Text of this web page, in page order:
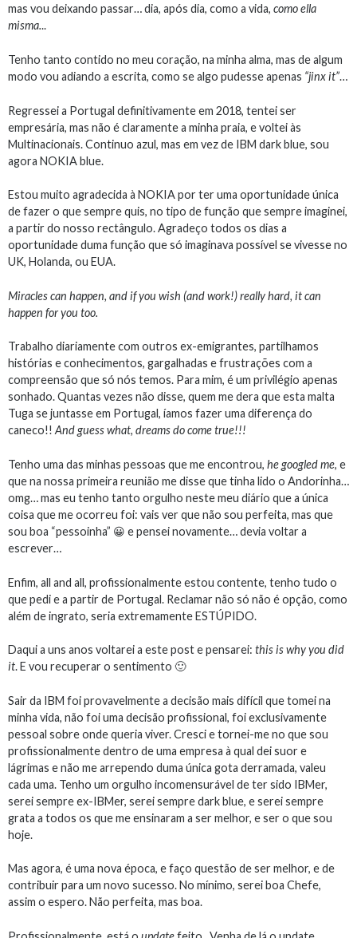
mas vou deixando passar… dia, após dia, como a vida, como ella
misma...
Tenho tanto contido no meu coração, na minha alma, mas de algum
modo vou adiando a escrita, como se algo pudesse apenas “jinx it”…
Regressei a Portugal definitivamente em 2018, tentei ser
empresária, mas não é claramente a minha praia, e voltei às
Multinacionais. Continuo azul, mas em vez de IBM dark blue, sou
agora NOKIA blue.
Estou muito agradecida à NOKIA por ter uma oportunidade única
de fazer o que sempre quis, no tipo de função que sempre imaginei,
a partir do nosso rectângulo. Agradeço todos os dias a
oportunidade duma função que só imaginava possível se vivesse no
UK, Holanda, ou EUA.
Miracles can happen, and if you wish (and work!) really hard, it can
happen for you too.
Trabalho diariamente com outros ex-emigrantes, partilhamos
histórias e conhecimentos, gargalhadas e frustrações com a
compreensão que só nós temos. Para mim, é um privilégio apenas
sonhado. Quantas vezes não disse, quem me dera que esta malta
Tuga se juntasse em Portugal, íamos fazer uma diferença do
caneco!! And guess what, dreams do come true!!!
Tenho uma das minhas pessoas que me encontrou, he googled me, e
que na nossa primeira reunião me disse que tinha lido o Andorinha…
omg… mas eu tenho tanto orgulho neste meu diário que a única
coisa que me ocorreu foi: vais ver que não sou perfeita, mas que
sou boa “pessoinha” 😀 e pensei novamente… devia voltar a
escrever…
Enfim, all and all, profissionalmente estou contente, tenho tudo o
que pedi e a partir de Portugal. Reclamar não só não é opção, como
além de ingrato, seria extremamente ESTÚPIDO.
Daqui a uns anos voltarei a este post e pensarei: this is why you did
it. E vou recuperar o sentimento 🙂
Sair da IBM foi provavelmente a decisão mais difícil que tomei na
minha vida, não foi uma decisão profissional, foi exclusivamente
pessoal sobre onde queria viver. Cresci e tornei-me no que sou
profissionalmente dentro de uma empresa à qual dei suor e
lágrimas e não me arrependo duma única gota derramada, valeu
cada uma. Tenho um orgulho incomensurável de ter sido IBMer,
serei sempre ex-IBMer, serei sempre dark blue, e serei sempre
grata a todos os que me ensinaram a ser melhor, e ser o que sou
hoje.
Mas agora, é uma nova época, e faço questão de ser melhor, e de
contribuir para um novo sucesso. No mínimo, serei boa Chefe,
assim o espero. Não perfeita, mas boa.